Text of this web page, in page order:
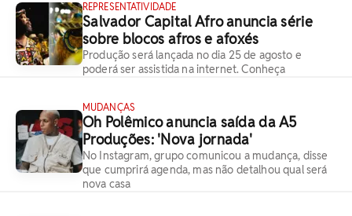
REPRESENTATIVIDADE
Salvador Capital Afro anuncia série
sobre blocos afros e afoxés
Produção será lançada no dia 25 de agosto e
poderá ser assistida na internet. Conheça
MUDANÇAS
Oh Polêmico anuncia saída da A5
Produções: 'Nova jornada'
No Instagram, grupo comunicou a mudança, disse
que cumprirá agenda, mas não detalhou qual será
nova casa